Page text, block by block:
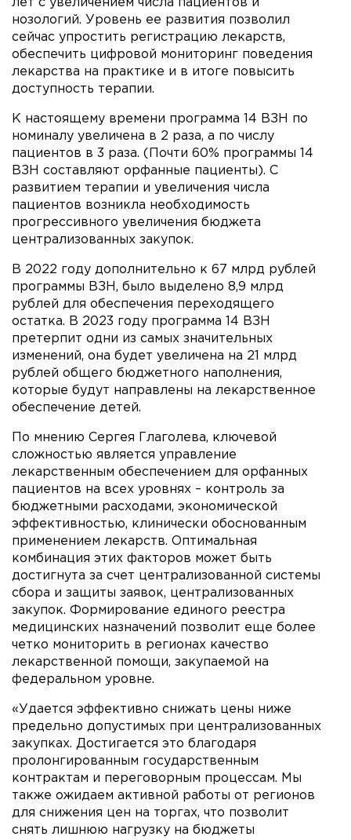
лет с увеличением числа пациентов и
нозологий. Уровень ее развития позволил
сейчас упростить регистрацию лекарств,
обеспечить цифровой мониторинг поведения
лекарства на практике и в итоге повысить
доступность терапии.
К настоящему времени программа 14 ВЗН по
номиналу увеличена в 2 раза, а по числу
пациентов в 3 раза. (Почти 60% программы 14
ВЗН составляют орфанные пациенты). С
развитием терапии и увеличения числа
пациентов возникла необходимость
прогрессивного увеличения бюджета
централизованных закупок.
В 2022 году дополнительно к 67 млрд рублей
программы ВЗН, было выделено 8,9 млрд
рублей для обеспечения переходящего
остатка. В 2023 году программа 14 ВЗН
претерпит одни из самых значительных
изменений, она будет увеличена на 21 млрд
рублей общего бюджетного наполнения,
которые будут направлены на лекарственное
обеспечение детей.
По мнению Сергея Глаголева, ключевой
сложностью является управление
лекарственным обеспечением для орфанных
пациентов на всех уровнях – контроль за
бюджетными расходами, экономической
эффективностью, клинически обоснованным
применением лекарств. Оптимальная
комбинация этих факторов может быть
достигнута за счет централизованной системы
сбора и защиты заявок, централизованных
закупок. Формирование единого реестра
медицинских назначений позволит еще более
четко мониторить в регионах качество
лекарственной помощи, закупаемой на
федеральном уровне.
«Удается эффективно снижать цены ниже
предельно допустимых при централизованных
закупках. Достигается это благодаря
пролонгированным государственным
контрактам и переговорным процессам. Мы
также ожидаем активной работы от регионов
для снижения цен на торгах, что позволит
снять лишнюю нагрузку на бюджеты